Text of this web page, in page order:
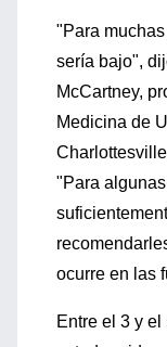
"Para
sería bajo",
McCartney,
Medicina de
"Para
ocurre en las
Entre el 3 y